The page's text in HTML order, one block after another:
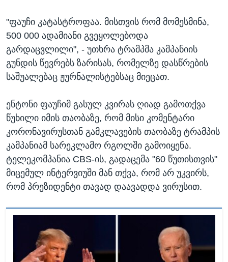
"ფაუჩი კატასტროფაა. მისთვის რომ მომესმინა,
500 000 ადამიანი გვეყოლებოდა
გარდაცვლილი", - უთხრა ტრამპმა კამპანიის
გუნდის წევრებს ზარისას, რომელზე დასწრების
საშუალებაც ჟურნალისტებსაც მიეცათ.
ენტონი ფაუჩიმ გასულ კვირას ღიად გამოთქვა
წუხილი იმის თაობაზე, რომ მისი კომენტარი
კორონავირუსთან გამკლავების თაობაზე ტრამპის
კამპანიამ სარეკლამო რგოლში გამოიყენა.
ტელეკომპანია CBS-ის, გადაცემა "60 წუთისთვის"
მიცემულ ინტერვიუში მან თქვა, რომ არ უკვირს,
რომ პრეზიდენტი თავად დაავადდა ვირუსით.